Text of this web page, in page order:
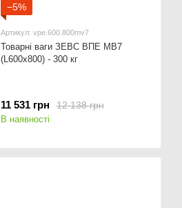
−5%
Артикул: vpe.600.800mv7
Товарні ваги ЗЕВС ВПЕ МВ7
(L600x800) - 300 кг
12 138 грн
11 531 грн
В наявності